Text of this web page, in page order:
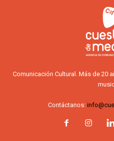
Comunicación Cultural. Más de 20
Contáctanos: